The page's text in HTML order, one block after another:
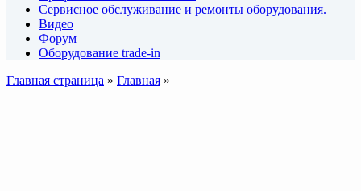
Сервисное обслуживание и ремонты оборудования.
Видео
Форум
Оборудование trade-in
Главная страница » Главная »